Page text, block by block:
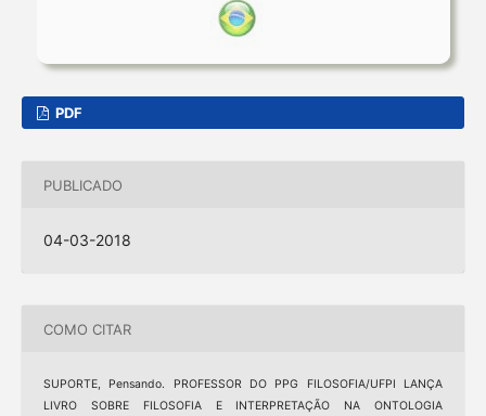
PDF
PUBLICADO
04-03-2018
COMO CITAR
SUPORTE, Pensando. PROFESSOR DO PPG FILOSOFIA/UFPI LANÇA
LIVRO SOBRE FILOSOFIA E INTERPRETAÇÃO NA ONTOLOGIA